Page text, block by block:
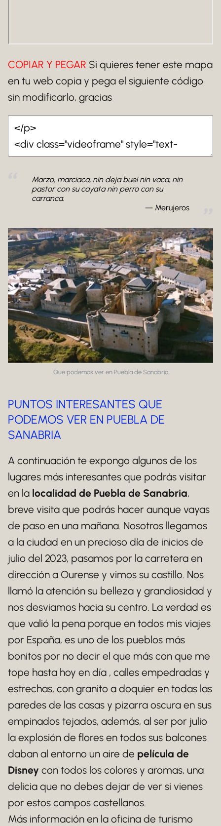
COPIAR Y PEGAR Si quieres tener este mapa
en tu web copia y pega el siguiente código
sin modificarlo, gracias
Marzo, marciaca, nin deja buei nin vaca, nin
pastor con su cayata nin perro con su
carranca.
Merujeros
Que podemos ver en Puebla de Sanabria
PUNTOS INTERESANTES QUE
PODEMOS VER EN PUEBLA DE
SANABRIA
A continuación te expongo algunos de los
lugares más interesantes que podrás visitar
en la localidad de Puebla de Sanabria,
breve visita que podrás hacer aunque vayas
de paso en una mañana. Nosotros llegamos
a la ciudad en un precioso día de inicios de
julio del 2023, pasamos por la carretera en
dirección a Ourense y vimos su castillo. Nos
llamó la atención su belleza y grandiosidad y
nos desviamos hacia su centro. La verdad es
que valió la pena porque en todos mis viajes
por España, es uno de los pueblos más
bonitos por no decir el que más con que me
tope hasta hoy en día , calles empedradas y
estrechas, con granito a doquier en todas las
paredes de las casas y pizarra oscura en sus
empinados tejados, además, al ser por julio
la explosión de flores en todos sus balcones
daban al entorno un aire de película de
Disney con todos los colores y aromas, una
delicia que no debes dejar de ver si vienes
por estos campos castellanos.
Más información en la oficina de turismo